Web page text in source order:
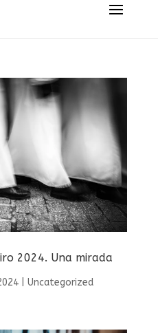
2024. Una mirada
| Uncategorized